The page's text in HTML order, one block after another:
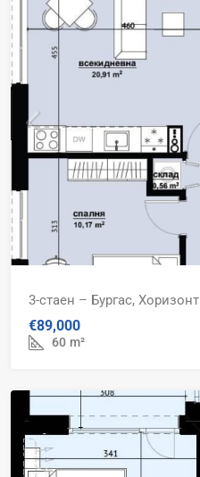
3-стаен – Бургас, Хоризонт
€89,000
60 m²